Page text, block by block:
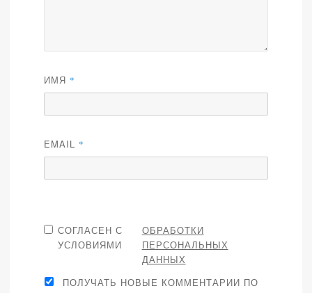
ИМЯ *
EMAIL *
СОГЛАСЕН С
УСЛОВИЯМИ
ОБРАБОТКИ
ПЕРСОНАЛЬНЫХ
ДАННЫХ
ПОЛУЧАТЬ НОВЫЕ КОММЕНТАРИИ ПО